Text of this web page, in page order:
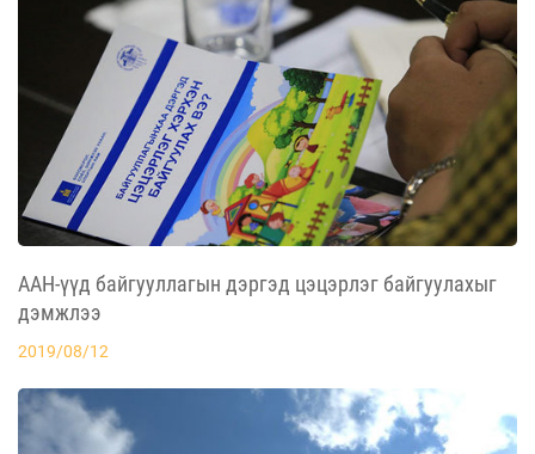
ААН-үүд байгууллагын дэргэд цэцэрлэг байгуулахыг
дэмжлээ
2019/08/12